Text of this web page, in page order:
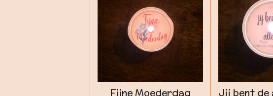
Fijne Moederdag Jij bent